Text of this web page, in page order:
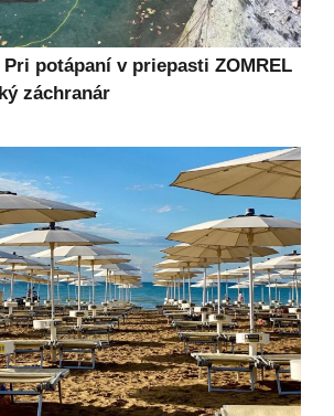
potápaní v priepasti ZOMREL
záchranár